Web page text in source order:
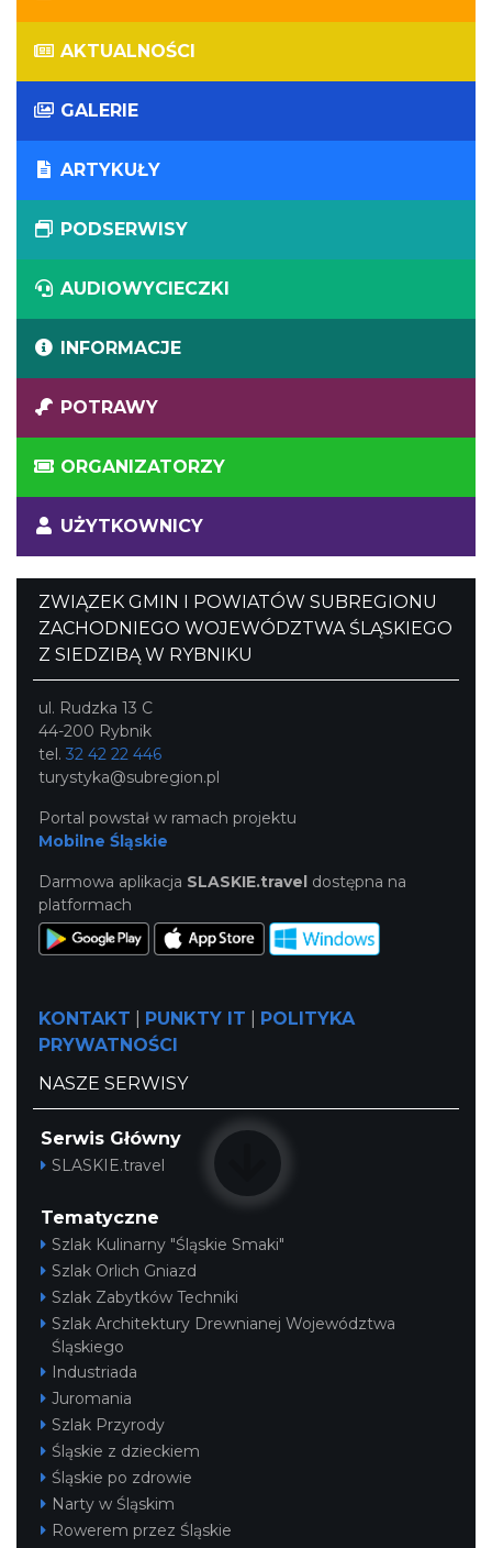
AKTUALNOŚCI
GALERIE
ARTYKUŁY
PODSERWISY
AUDIOWYCIECZKI
INFORMACJE
POTRAWY
ORGANIZATORZY
UŻYTKOWNICY
ZWIĄZEK GMIN I POWIATÓW SUBREGIONU
ZACHODNIEGO WOJEWÓDZTWA ŚLĄSKIEGO
Z SIEDZIBĄ W RYBNIKU
ul. Rudzka 13 C
44-200 Rybnik
tel. 32 42 22 446
turystyka@subregion.pl
Portal powstał w ramach projektu
Mobilne Śląskie
Darmowa aplikacja SLASKIE.travel dostępna na
platformach
KONTAKT PUNKTY IT
POLITYKA
PRYWATNOŚCI
NASZE SERWISY
Serwis Główny
SLASKIE.travel
Tematyczne
Szlak Kulinarny "Śląskie Smaki"
Szlak Orlich Gniazd
Szlak Zabytków Techniki
Szlak Architektury Drewnianej Województwa
Śląskiego
Industriada
Juromania
Szlak Przyrody
Śląskie z dzieckiem
Śląskie po zdrowie
Narty w Śląskim
Rowerem przez Śląskie